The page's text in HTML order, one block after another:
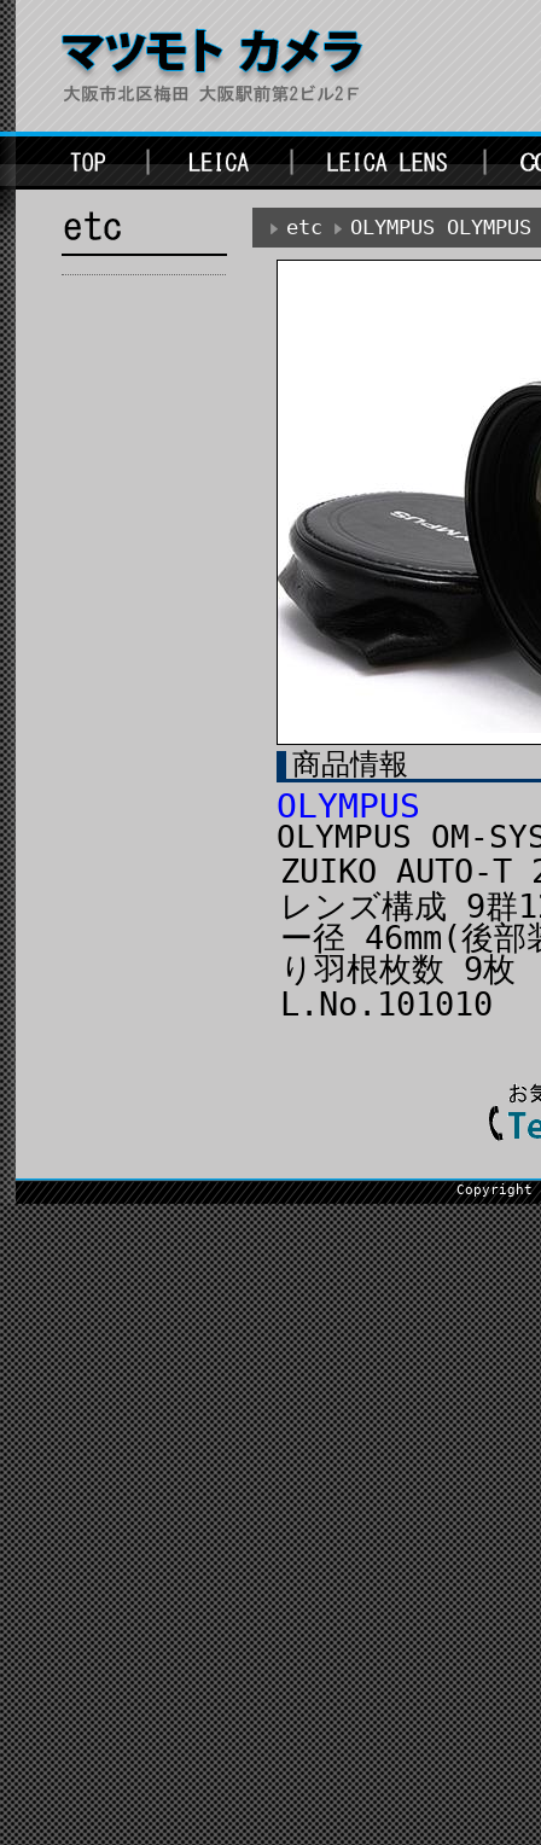
etc OLYMPUS
商品情報
OLYMPUS
OLYMPUS OM-
ZUIKO AUTO-T
レンズ構成 9
ー径 46mm(後
り羽根枚数 9枚
L.No.101010
Copyright